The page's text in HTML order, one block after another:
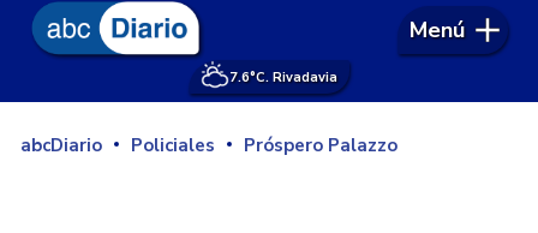
7.6°C. Rivadavia
Menú
abcDiario Policiales Próspero Palazzo